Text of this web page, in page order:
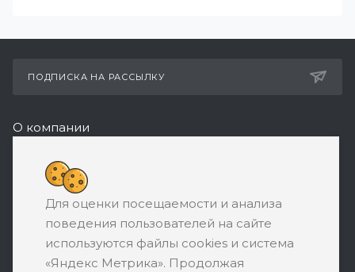
ПОДПИСКА НА РАССЫЛКУ
О компании
Реквизиты
8 (800) 550-08-77
ЗАКАЗАТЬ ЗВОНОК
support@ratingbankrotstva.ru
Для оценки посещаемости и анализа
поведения пользователей на сайте
используются файлы cookies и система
«Яндекс Метрика». Продолжая